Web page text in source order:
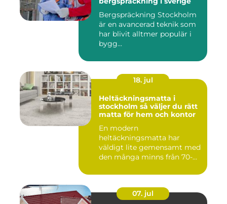
Bergspräckning Stockholm
är en avancerad teknik som
har blivit alltmer populär i
bygg...
18. jul
Heltäckningsmatta i
stockholm så väljer du rätt
matta för hem och kontor
En modern
heltäckningsmatta har
väldigt lite gemensamt med
den många minns från 70-
07. jul